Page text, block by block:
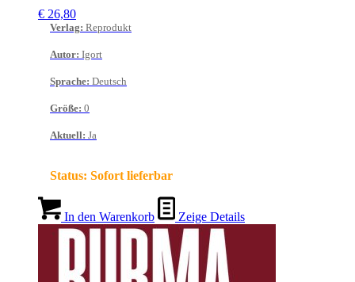
€ 26,80
Verlag: Reprodukt
Autor: Igort
Sprache: Deutsch
Größe: 0
Aktuell: Ja
Status: Sofort lieferbar
In den Warenkorb Zeige Details